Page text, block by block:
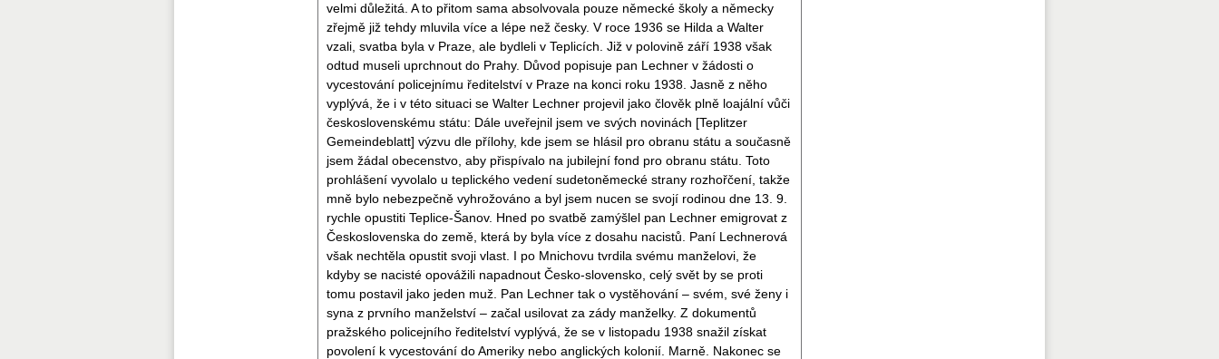
velmi důležitá. A to přitom sama absolvovala pouze německé školy a německy
zřejmě již tehdy mluvila více a lépe než česky. V roce 1936 se Hilda a Walter
vzali, svatba byla v Praze, ale bydleli v Teplicích. Již v polovině září 1938 však
odtud museli uprchnout do Prahy. Důvod popisuje pan Lechner v žádosti o
vycestování policejnímu ředitelství v Praze na konci roku 1938. Jasně z něho
vyplývá, že i v této situaci se Walter Lechner projevil jako člověk plně loajální vůči
československému státu: Dále uveřejnil jsem ve svých novinách [Teplitzer
Gemeindeblatt] výzvu dle přílohy, kde jsem se hlásil pro obranu státu a současně
jsem žádal obecenstvo, aby přispívalo na jubilejní fond pro obranu státu. Toto
prohlášení vyvolalo u teplického vedení sudetoněmecké strany rozhořčení, takže
mně bylo nebezpečně vyhrožováno a byl jsem nucen se svojí rodinou dne 13. 9.
rychle opustiti Teplice-Šanov. Hned po svatbě zamýšlel pan Lechner emigrovat z
Československa do země, která by byla více z dosahu nacistů. Paní Lechnerová
však nechtěla opustit svoji vlast. I po Mnichovu tvrdila svému manželovi, že
kdyby se nacisté opovážili napadnout Česko-slovensko, celý svět by se proti
tomu postavil jako jeden muž. Pan Lechner tak o vystěhování – svém, své ženy i
syna z prvního manželství – začal usilovat za zády manželky. Z dokumentů
pražského policejního ředitelství vyplývá, že se v listopadu 1938 snažil získat
povolení k vycestování do Ameriky nebo anglických kolonií. Marně. Nakonec se